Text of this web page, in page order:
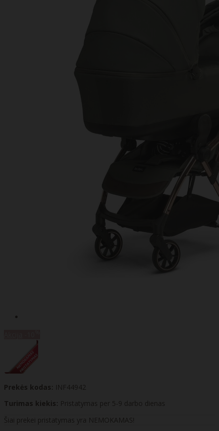
Prekės kodas: INF44942
Turimas kiekis: Pristatymas per 5-9 darbo dienas
Šiai prekei pristatymas yra NEMOKAMAS!